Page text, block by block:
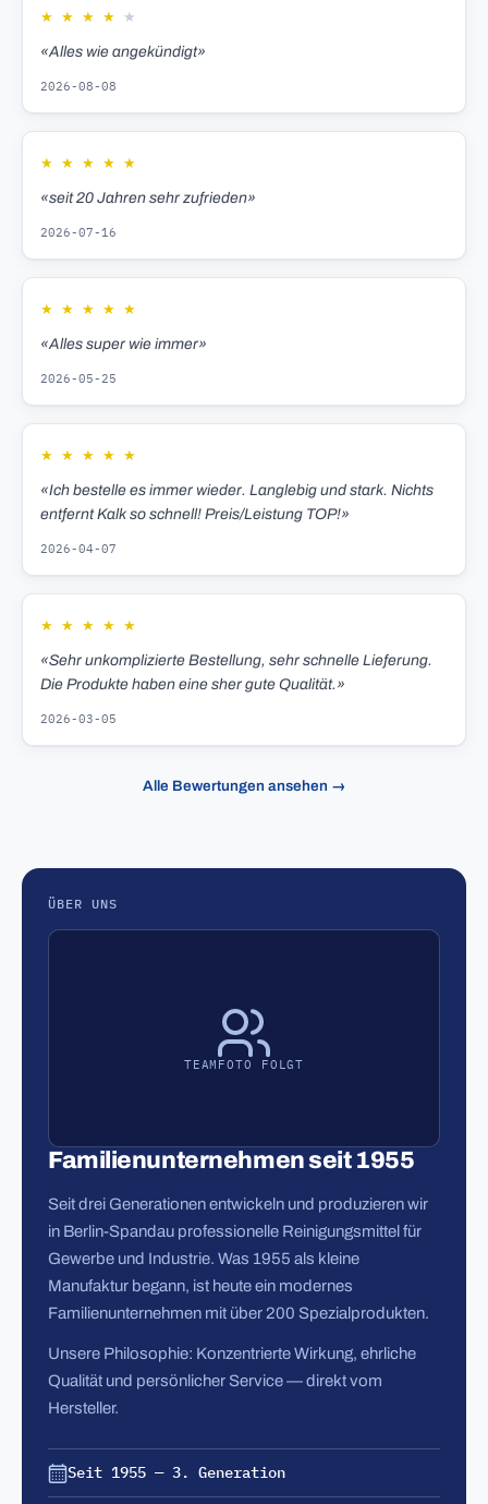
★ ★ ★ ★ ★
«Alles wie angekündigt»
2026-08-08
★ ★ ★ ★ ★
«seit 20 Jahren sehr zufrieden»
2026-07-16
★ ★ ★ ★ ★
«Alles super wie immer»
2026-05-25
★ ★ ★ ★ ★
«Ich bestelle es immer wieder. Langlebig und stark. Nichts
entfernt Kalk so schnell! Preis/Leistung TOP!»
2026-04-07
★ ★ ★ ★ ★
«Sehr unkomplizierte Bestellung, sehr schnelle Lieferung.
Die Produkte haben eine sher gute Qualität.»
2026-03-05
Alle Bewertungen ansehen →
ÜBER UNS
TEAMFOTO FOLGT
Familienunternehmen seit 1955
Seit drei Generationen entwickeln und produzieren wir
in Berlin-Spandau professionelle Reinigungsmittel für
Gewerbe und Industrie. Was 1955 als kleine
Manufaktur begann, ist heute ein modernes
Familienunternehmen mit über 200 Spezialprodukten.
Unsere Philosophie: Konzentrierte Wirkung, ehrliche
Qualität und persönlicher Service — direkt vom
Hersteller.
Seit 1955 — 3. Generation